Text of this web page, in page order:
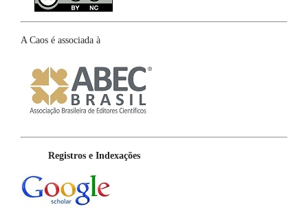
A Caos é associada à
Registros e Indexações